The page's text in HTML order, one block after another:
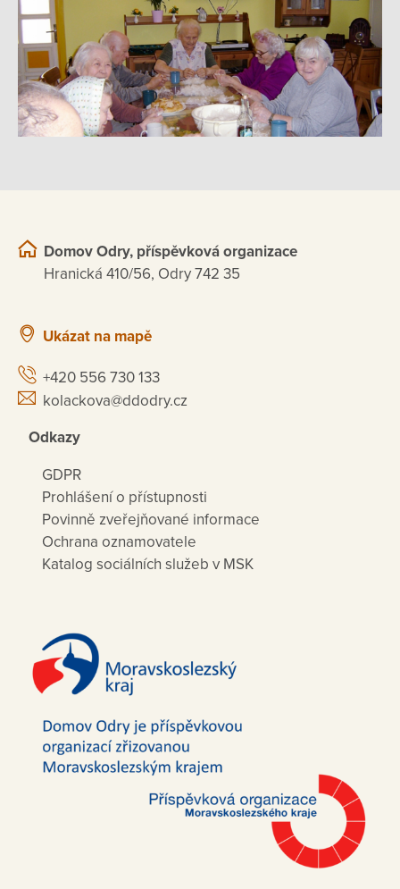
Domov Odry, příspěvková organizace
Hranická 410/56, Odry 742 35
Ukázat na mapě
+420 556 730 133
kolackova@ddodry.cz
Odkazy
GDPR
Prohlášení o přístupnosti
Povinně zveřejňované informace
Ochrana oznamovatele
Katalog sociálních služeb v MSK